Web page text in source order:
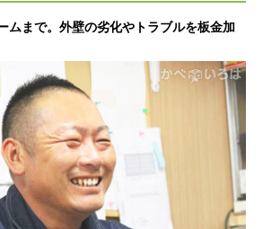
ムまで。外壁の劣化やトラブルを板金加